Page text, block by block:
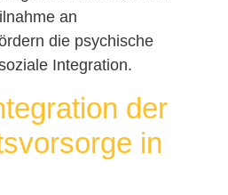
an
die psychische
Integration.
der
in